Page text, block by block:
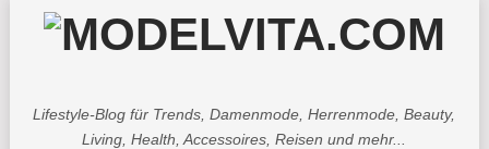
Lifestyle-Blog für Trends, Damenmode, Herrenmode, Beauty,
Living, Health, Accessoires, Reisen und mehr...